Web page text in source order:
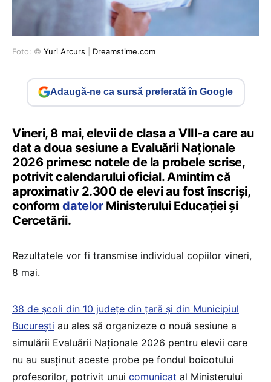
Foto: © Yuri Arcurs Dreamstime.com
Adaugă-ne ca sursă preferată în Google
Vineri, 8 mai, elevii de clasa a VIII-a care au
dat a doua sesiune a Evaluării Naționale
2026 primesc notele de la probele scrise,
potrivit calendarului oficial. Amintim că
aproximativ 2.300 de elevi au fost înscriși,
conformdatelor Ministerului Educației și
Cercetării.
Rezultatele vor fi transmise individual copiilor vineri,
8 mai.
38 de școli din 10 județe din țară și din Municipiul
București au ales să organizeze o nouă sesiune a
simulării Evaluării Naționale 2026 pentru elevii care
nu au susținut aceste probe pe fondul boicotului
profesorilor, potrivit unui comunicat al Ministerului